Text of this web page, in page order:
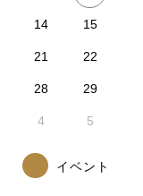
14 15
21 22
28 29
4 5
イベント